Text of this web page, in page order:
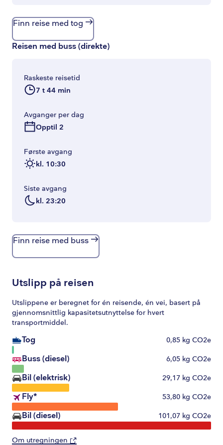
Finn reise med tog
Reisen med buss (direkte)
Raskeste reisetid
7 t 44 min
Avganger per dag
Opptil 2
Første avgang
kl. 10:30
Siste avgang
kl. 23:20
Finn reise med buss
Utslipp på reisen
Utslippene er beregnet for én reisende, én vei, basert på
gjennomsnittlig kapasitetsutnyttelse for hvert
transportmiddel.
Tog 0,85 kg CO2e
Buss (diesel) 6,05 kg CO2e
Bil (elektrisk) 29,17 kg CO2e
Fly* 53,80 kg CO2e
Bil (diesel) 101,07 kg CO2e
Om utregningen